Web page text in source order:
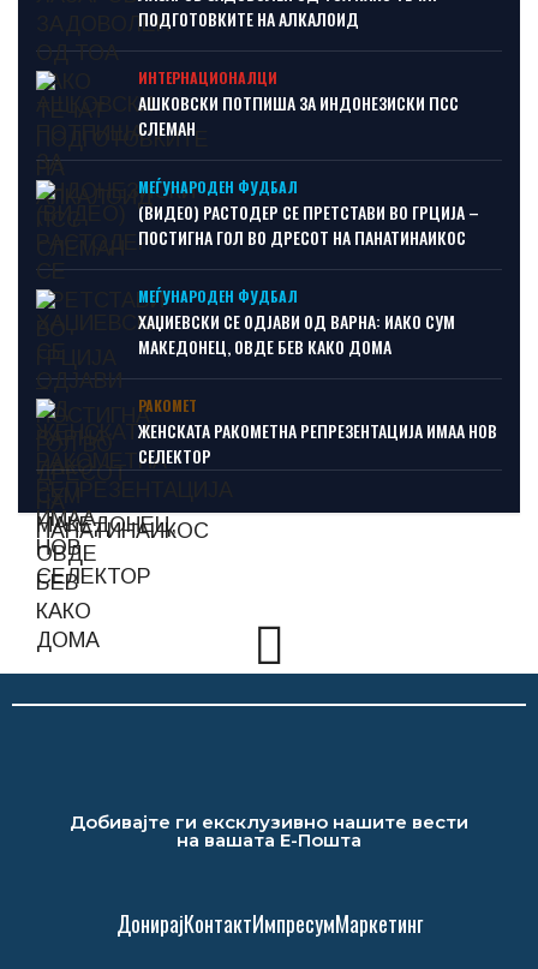
ПОДГОТОВКИТЕ НА АЛКАЛОИД
ИНТЕРНАЦИОНАЛЦИ
АШКОВСКИ ПОТПИША ЗА ИНДОНЕЗИСКИ ПСС
СЛЕМАН
МЕЃУНАРОДЕН ФУДБАЛ
(ВИДЕО) РАСТОДЕР СЕ ПРЕТСТАВИ ВО ГРЦИЈА –
ПОСТИГНА ГОЛ ВО ДРЕСОТ НА ПАНАТИНАИКОС
МЕЃУНАРОДЕН ФУДБАЛ
ХАЏИЕВСКИ СЕ ОДЈАВИ ОД ВАРНА: ИАКО СУМ
МАКЕДОНЕЦ, ОВДЕ БЕВ КАКО ДОМА
РАКОМЕТ
ЖЕНСКАТА РАКОМЕТНА РЕПРЕЗЕНТАЦИЈА ИМАА НОВ
СЕЛЕКТОР
Добивајте ги ексклузивно нашите вести
на вашата Е-Пошта
ДонирајКонтактИмпресумМаркетинг